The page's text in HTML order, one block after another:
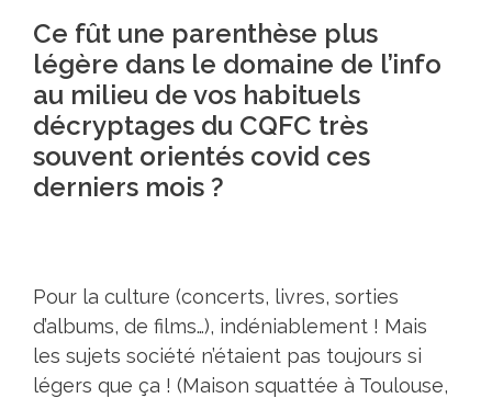
Ce fût une parenthèse plus
légère dans le domaine de l’info
au milieu de vos habituels
décryptages du CQFC très
souvent orientés covid ces
derniers mois ?
Pour la culture (concerts, livres, sorties
d’albums, de films…), indéniablement ! Mais
les sujets société n’étaient pas toujours si
légers que ça ! (Maison squattée à Toulouse,